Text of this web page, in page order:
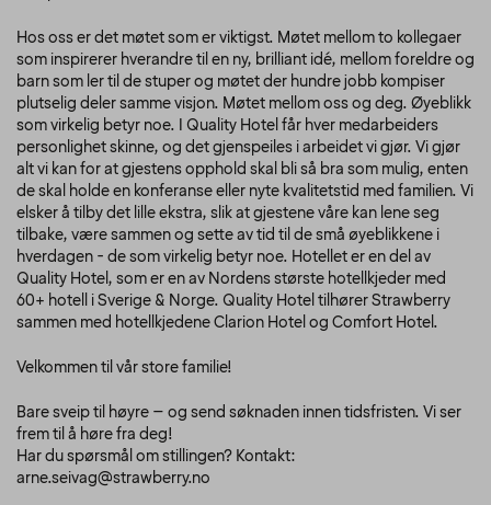
Hos oss er det møtet som er viktigst. Møtet mellom to kollegaer
som inspirerer hverandre til en ny, brilliant idé, mellom foreldre og
barn som ler til de stuper og møtet der hundre jobb kompiser
plutselig deler samme visjon. Møtet mellom oss og deg. Øyeblikk
som virkelig betyr noe. I Quality Hotel får hver medarbeiders
personlighet skinne, og det gjenspeiles i arbeidet vi gjør. Vi gjør
alt vi kan for at gjestens opphold skal bli så bra som mulig, enten
de skal holde en konferanse eller nyte kvalitetstid med familien. Vi
elsker å tilby det lille ekstra, slik at gjestene våre kan lene seg
tilbake, være sammen og sette av tid til de små øyeblikkene i
hverdagen - de som virkelig betyr noe. Hotellet er en del av
Quality Hotel, som er en av Nordens største hotellkjeder med
60+ hotell i Sverige & Norge. Quality Hotel tilhører Strawberry
sammen med hotellkjedene Clarion Hotel og Comfort Hotel.
Velkommen til vår store familie!
Bare sveip til høyre – og send søknaden innen tidsfristen. Vi ser
frem til å høre fra deg!
Har du spørsmål om stillingen? Kontakt:
arne.seivag@strawberry.no